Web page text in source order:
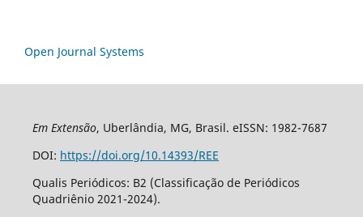
Open Journal Systems
Em Extensão, Uberlândia, MG, Brasil. eISSN: 1982-7687
DOI: https://doi.org/10.14393/REE
Qualis Periódicos: B2 (Classificação de Periódicos
Quadriênio 2021-2024).